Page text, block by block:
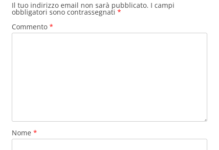
Il tuo indirizzo email non sarà pubblicato. I campi
obbligatori sono contrassegnati *
Commento *
Nome *